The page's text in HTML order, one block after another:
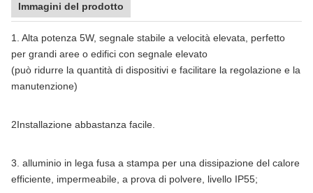
Immagini del prodotto
1. Alta potenza 5W, segnale stabile a velocità elevata, perfetto
per grandi aree o edifici con segnale elevato
(può ridurre la quantità di dispositivi e facilitare la regolazione e la
manutenzione)
2Installazione abbastanza facile.
3. alluminio in lega fusa a stampa per una dissipazione del calore
efficiente, impermeabile, a prova di polvere, livello IP55;